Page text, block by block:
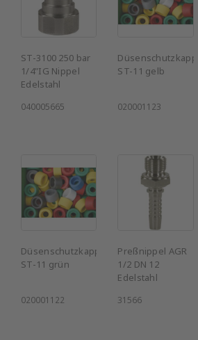
ST-3100 250 bar
1/4"IG Nippel
Edelstahl
040005665
Düsenschutzkappe
ST-11 gelb
020001123
Düsenschutzkappe
ST-11 grün
020001122
Preßnippel AGR
1/2 DN 12
Edelstahl
31566